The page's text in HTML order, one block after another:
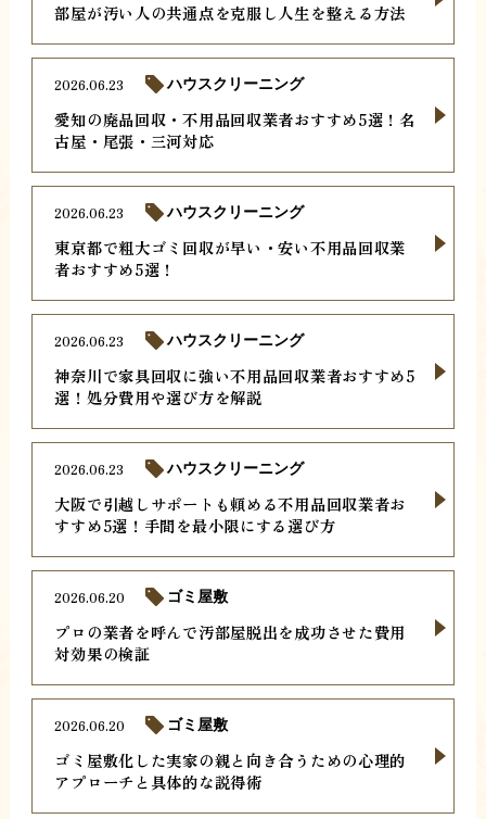
部屋が汚い人の共通点を克服し人生を整える方法
愛知の廃品回収・不用品回収業者おすすめ5選！名
古屋・尾張・三河対応
2026.06.23 ハウスクリーニング
東京都で粗大ゴミ回収が早い・安い不用品回収業
者おすすめ5選！
2026.06.23 ハウスクリーニング
神奈川で家具回収に強い不用品回収業者おすすめ5
選！処分費用や選び方を解説
2026.06.23 ハウスクリーニング
大阪で引越しサポートも頼める不用品回収業者お
すすめ5選！手間を最小限にする選び方
2026.06.23 ハウスクリーニング
プロの業者を呼んで汚部屋脱出を成功させた費用
対効果の検証
2026.06.20 ゴミ屋敷
ゴミ屋敷化した実家の親と向き合うための心理的
アプローチと具体的な説得術
2026.06.20 ゴミ屋敷